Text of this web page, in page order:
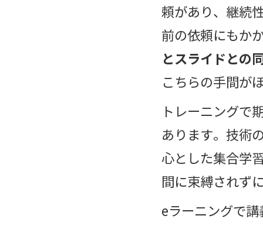
頼があり、継続
前の依頼にもか
とスライドとの
こちらの手間が
トレーニングで
あります。技術
心とした集合学
間に束縛されず
eラーニングで